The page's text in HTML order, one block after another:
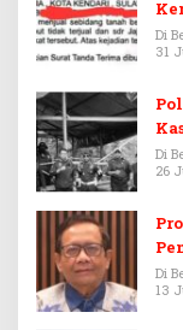
Di
31
Di
26
Di
13